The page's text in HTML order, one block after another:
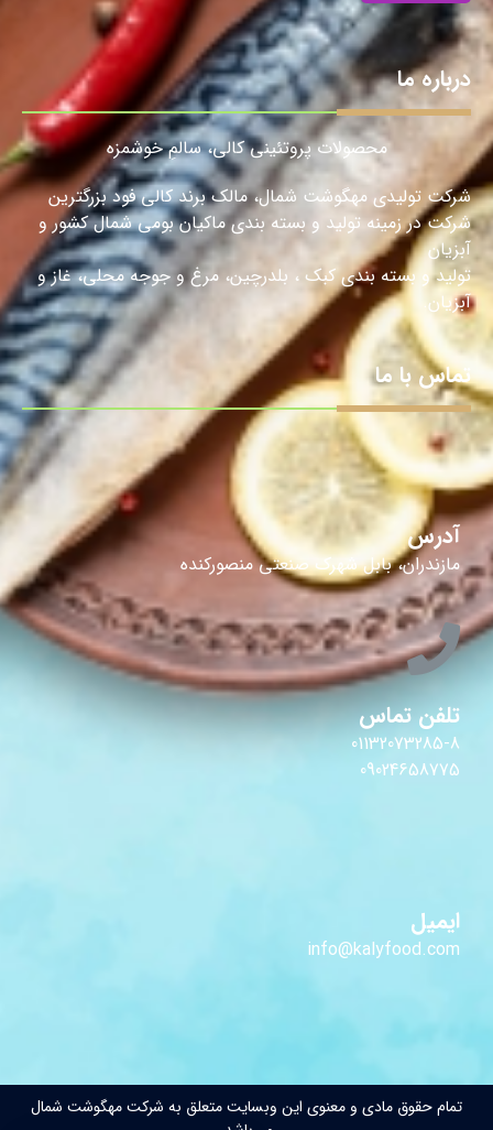
درباره ما
محصولات پروتئینی کالی، سالمِ خوشمزه
شرکت تولیدی مهگوشت شمال، مالک برند کالی فود بزرگترین
شرکت در زمینه تولید و بسته بندی ماکیان بومی شمال کشور و
آبزیان
تولید و بسته بندی کبک ، بلدرچین، مرغ و جوجه محلی، غاز و
آبزیان.
تماس با ما
آدرس
مازندران، بابل شهرک صنعتی منصورکنده
تلفن تماس
01132073285-8
09024658775
ایمیل
info@kalyfood.com
تمام حقوق مادی و معنوی این وبسایت متعلق به شرکت مهگوشت شمال